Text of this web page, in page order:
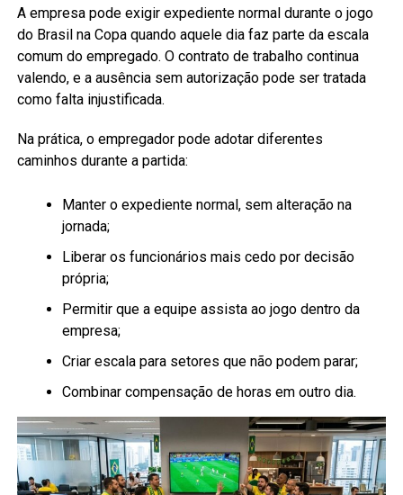
A empresa pode exigir expediente normal durante o jogo
do Brasil na Copa quando aquele dia faz parte da escala
comum do empregado. O contrato de trabalho continua
valendo, e a ausência sem autorização pode ser tratada
como falta injustificada.
Na prática, o empregador pode adotar diferentes
caminhos durante a partida:
Manter o expediente normal, sem alteração na
jornada;
Liberar os funcionários mais cedo por decisão
própria;
Permitir que a equipe assista ao jogo dentro da
empresa;
Criar escala para setores que não podem parar;
Combinar compensação de horas em outro dia.